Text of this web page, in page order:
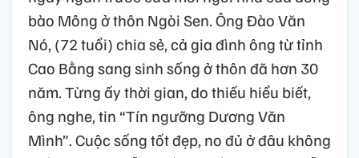
bào Mông ở thôn Ngòi Sen. Ông Đào Văn
Nó, (72 tuổi) chia sẻ, cả gia đình ông từ tỉnh
Cao Bằng sang sinh sống ở thôn đã hơn 30
năm. Từng ấy thời gian, do thiếu hiểu biết,
ông nghe, tin “Tín ngưỡng Dương Văn
Mình”. Cuộc sống tốt đẹp, no đủ ở đâu không